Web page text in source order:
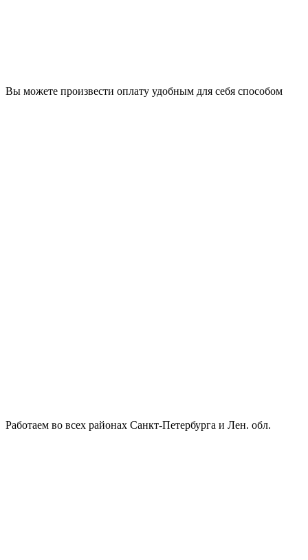
Вы можете произвести оплату удобным для себя способом
Работаем во всех районах Санкт-Петербурга и Лен. обл.